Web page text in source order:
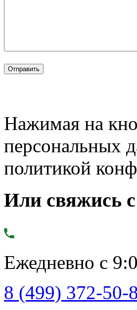
Нажимая на
персональных
политикой
Или свяжись
Ежедневно с
8 (499) 372-50-